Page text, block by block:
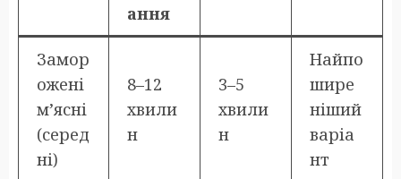
ання
Замор
ожені
м’ясні
(серед
ні)
8–12
хвили
н
3–5
хвили
н
Найпо
шире
ніший
варіа
нт